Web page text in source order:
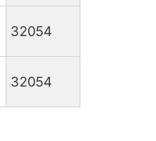
32054
32054